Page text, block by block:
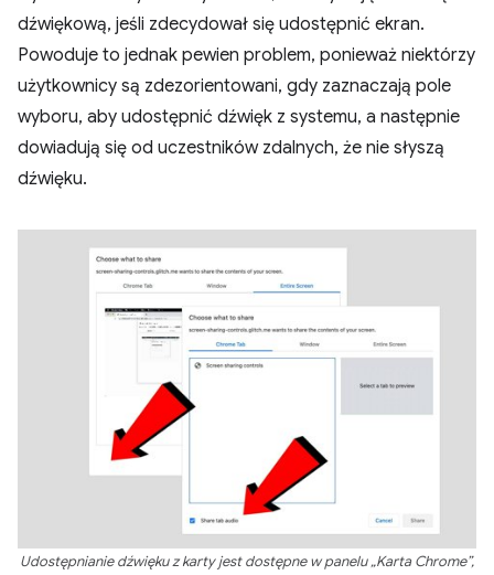
dźwiękową, jeśli zdecydował się udostępnić ekran.
Powoduje to jednak pewien problem, ponieważ niektórzy
użytkownicy są zdezorientowani, gdy zaznaczają pole
wyboru, aby udostępnić dźwięk z systemu, a następnie
dowiadują się od uczestników zdalnych, że nie słyszą
dźwięku.
Udostępnianie dźwięku z karty jest dostępne w panelu „Karta Chrome”,